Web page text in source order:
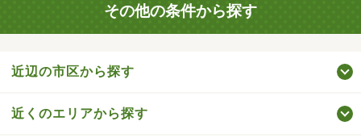
その他の条件から探す
近辺の市区から探す
近くのエリアから探す